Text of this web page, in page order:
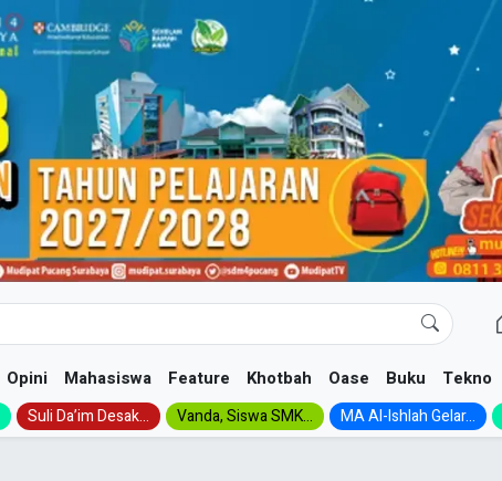
Opini Mahasiswa Feature Khotbah Oase Buku Tekno
Suli Da’im Desak... Vanda, Siswa SMK... MA Al-Ishlah Gelar...